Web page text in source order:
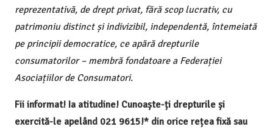
reprezentativă, de drept privat, fără scop lucrativ, cu
patrimoniu distinct și indivizibil, independentă, întemeiată
pe principii democratice, ce apără drepturile
consumatorilor – membră fondatoare a Federației
Asociațiilor de Consumatori.
Fii informat! Ia atitudine! Cunoaște-ți drepturile și
exercită-le apelând 021 9615!* din orice rețea fixă sau